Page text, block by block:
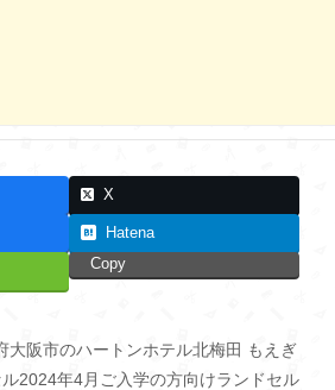
X
Hatena
Copy
大阪市のハートンホテル北梅田 もえぎ
2024年4月ご入学の方向けランドセル